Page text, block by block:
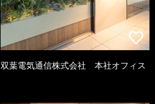
双葉電気通信株式会社 本社オフィス